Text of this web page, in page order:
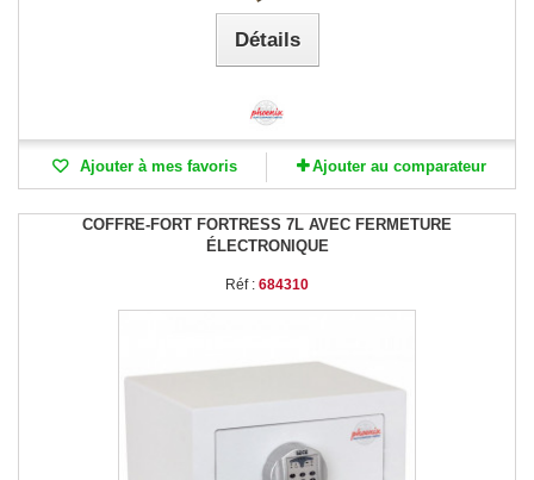
Détails
Ajouter à mes favoris Ajouter au comparateur
COFFRE-FORT FORTRESS 7L AVEC FERMETURE
ÉLECTRONIQUE
Réf : 684310